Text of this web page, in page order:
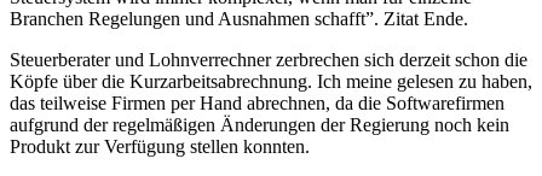
Branchen Regelungen und Ausnahmen schafft”. Zitat Ende.
Steuerberater und Lohnverrechner zerbrechen sich derzeit schon die
Köpfe über die Kurzarbeitsabrechnung. Ich meine gelesen zu haben,
das teilweise Firmen per Hand abrechnen, da die Softwarefirmen
aufgrund der regelmäßigen Änderungen der Regierung noch kein
Produkt zur Verfügung stellen konnten.